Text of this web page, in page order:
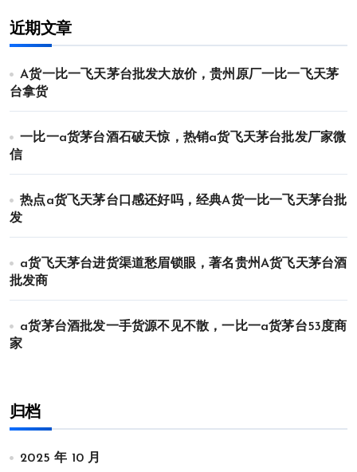
近期文章
A货一比一飞天茅台批发大放价，贵州原厂一比一飞天茅
台拿货
一比一a货茅台酒石破天惊，热销a货飞天茅台批发厂家微
信
热点a货飞天茅台口感还好吗，经典A货一比一飞天茅台批
发
a货飞天茅台进货渠道愁眉锁眼，著名贵州A货飞天茅台酒
批发商
a货茅台酒批发一手货源不见不散，一比一a货茅台53度商
家
归档
2025 年 10 月